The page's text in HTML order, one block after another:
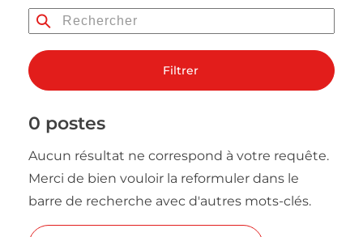
Filtrer
0 postes
Aucun résultat ne correspond à votre requête.
Merci de bien vouloir la reformuler dans le
barre de recherche avec d'autres mots-clés.